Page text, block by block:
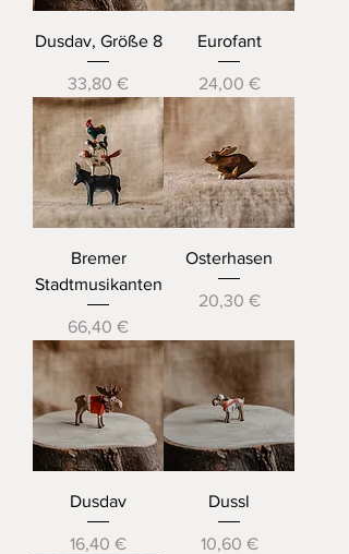
Dusdav, Größe 8
Preis
33,80 €
Eurofant
Preis
24,00 €
Bremer
Stadtmusikanten
Preis
66,40 €
Osterhasen
Preis
20,30 €
Dusdav
Preis
16,40 €
Dussl
Preis
10,60 €